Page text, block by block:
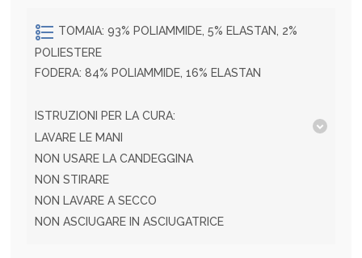
TOMAIA: 93% POLIAMMIDE, 5% ELASTAN, 2%
POLIESTERE
FODERA: 84% POLIAMMIDE, 16% ELASTAN
ISTRUZIONI PER LA CURA:
LAVARE LE MANI
NON USARE LA CANDEGGINA
NON STIRARE
NON LAVARE A SECCO
NON ASCIUGARE IN ASCIUGATRICE